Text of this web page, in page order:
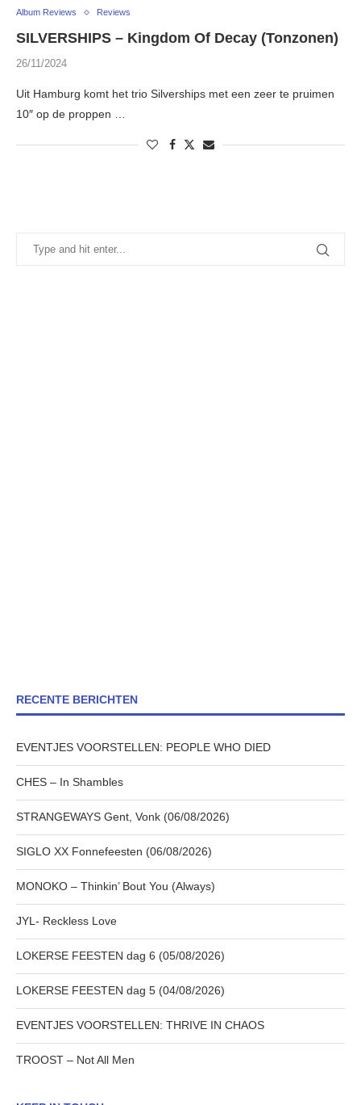
Album Reviews Reviews
SILVERSHIPS – Kingdom Of Decay (Tonzonen)
26/11/2024
Uit Hamburg komt het trio Silverships met een zeer te pruimen
10″ op de proppen …
RECENTE BERICHTEN
EVENTJES VOORSTELLEN: PEOPLE WHO DIED
CHES – In Shambles
STRANGEWAYS Gent, Vonk (06/08/2026)
SIGLO XX Fonnefeesten (06/08/2026)
MONOKO – Thinkin’ Bout You (Always)
JYL- Reckless Love
LOKERSE FEESTEN dag 6 (05/08/2026)
LOKERSE FEESTEN dag 5 (04/08/2026)
EVENTJES VOORSTELLEN: THRIVE IN CHAOS
TROOST – Not All Men